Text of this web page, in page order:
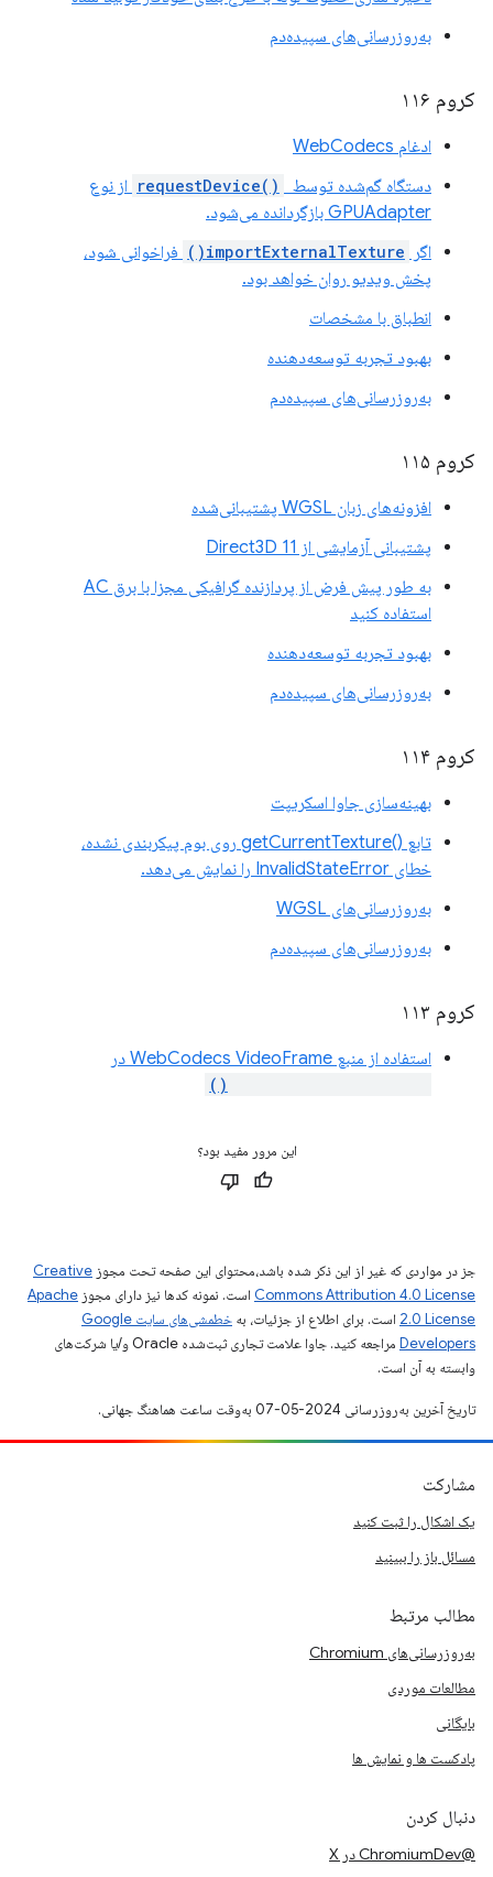
به‌روزرسانی‌های سپیده‌دم
کروم ۱۱۶
ادغام WebCodecs
دستگاه گم‌شده توسط
requestDevice() ‎ از نوع
GPUAdapter بازگردانده می‌شود.
اگر
importExternalTexture()
فراخوانی شود،
پخش ویدیو روان خواهد بود.
انطباق با مشخصات
بهبود تجربه توسعه‌دهنده
به‌روزرسانی‌های سپیده‌دم
کروم ۱۱۵
افزونه‌های زبان WGSL پشتیبانی‌شده
پشتیبانی آزمایشی از Direct3D 11
به طور پیش فرض از پردازنده گرافیکی مجزا با برق AC
استفاده کنید
بهبود تجربه توسعه‌دهنده
به‌روزرسانی‌های سپیده‌دم
کروم ۱۱۴
بهینه‌سازی جاوا اسکریپت
تابع ()getCurrentTexture روی بوم پیکربندی نشده،
خطای InvalidStateError را نمایش می‌دهد.
به‌روزرسانی‌های WGSL
به‌روزرسانی‌های سپیده‌دم
کروم ۱۱۳
استفاده از منبع WebCodecs VideoFrame در
این مرور مفید بود؟
جز در مواردی که غیر از این ذکر شده باشد،‌محتوای این صفحه تحت مجوز Creative
Commons Attribution 4.0 License است. نمونه کدها نیز دارای مجوز Apache
2.0 License است. برای اطلاع از جزئیات، به
خطمشی‌های سایت Google
Developers‏
مراجعه کنید. جاوا علامت تجاری ثبت‌شده Oracle و/یا شرکت‌های
وابسته به آن است.
تاریخ آخرین به‌روزرسانی 2024-05-07 به‌وقت ساعت هماهنگ جهانی.
مشارکت
یک اشکال را ثبت کنید
مسائل باز را ببینید
مطالب مرتبط
به‌روزرسانی‌های Chromium
مطالعات موردی
بایگانی
پادکست ها و نمایش ها
دنبال کردن
@ChromiumDev در X